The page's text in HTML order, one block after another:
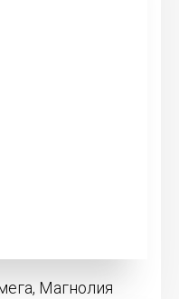
Магнолия